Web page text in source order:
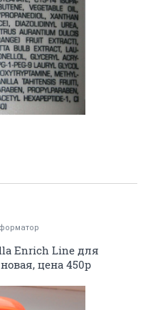
Enrich Line для
цена 450р